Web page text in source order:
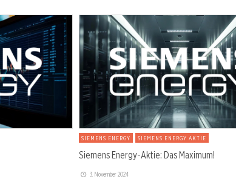
SIEMENS ENERGY SIEMENS ENERGY AKTIE
Siemens Energy-Aktie: Das Maximum!
3. November 2024